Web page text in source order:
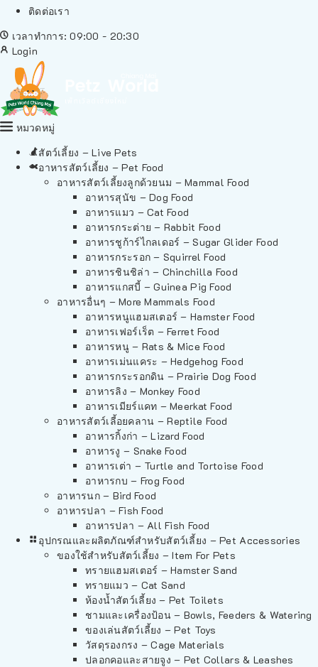
ติดต่อเรา
เวลาทำการ: 09:00 - 20:30
Login
หมวดหมู่
สัตว์เลี้ยง – Live Pets
อาหารสัตว์เลี้ยง – Pet Food
อาหารสัตว์เลี้ยงลูกด้วยนม – Mammal Food
อาหารสุนัข – Dog Food
อาหารแมว – Cat Food
อาหารกระต่าย – Rabbit Food
อาหารชูก้าร์ไกลเดอร์ – Sugar Glider Food
อาหารกระรอก – Squirrel Food
อาหารชินชิล่า – Chinchilla Food
อาหารแกสบี้ – Guinea Pig Food
อาหารอื่นๆ – More Mammals Food
อาหารหนูแฮมสเตอร์ – Hamster Food
อาหารเฟอร์เร็ต – Ferret Food
อาหารหนู – Rats & Mice Food
อาหารเม่นแคระ – Hedgehog Food
อาหารกระรอกดิน – Prairie Dog Food
อาหารลิง – Monkey Food
อาหารเมียร์แคท – Meerkat Food
อาหารสัตว์เลี้อยคลาน – Reptile Food
อาหารกิ้งก่า – Lizard Food
อาหารงู – Snake Food
อาหารเต่า – Turtle and Tortoise Food
อาหารกบ – Frog Food
อาหารนก – Bird Food
อาหารปลา – Fish Food
อาหารปลา – All Fish Food
อุปกรณและผลิตภัณฑ์สำหรับสัตว์เลี้ยง – Pet Accessories
ของใช้สำหรับสัตว์เลี้ยง – Item For Pets
ทรายแฮมสเตอร์ – Hamster Sand
ทรายแมว – Cat Sand
ห้องน้ำสัตว์เลี้ยง – Pet Toilets
ชามและเครื่องป้อน – Bowls, Feeders & Watering
ของเล่นสัตว์เลี้ยง – Pet Toys
วัสดุรองกรง – Cage Materials
ปลอกคอและสายจูง – Pet Collars & Leashes